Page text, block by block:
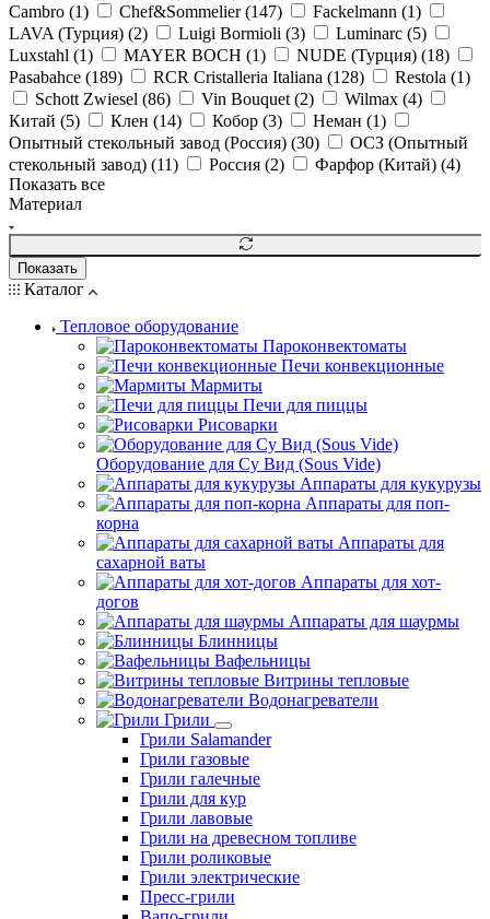
Cambro (1) Chef&Sommelier (147) Fackelmann (1)
LAVA (Турция) (2) Luigi Bormioli (3) Luminarc (5)
Luxstahl (1) MAYER BOCH (1) NUDE (Турция) (18)
Pasabahce (189) RCR Cristalleria Italiana (128) Restola (1)
Schott Zwiesel (86) Vin Bouquet (2) Wilmax (4)
Китай (5) Клен (14) Кобор (3) Неман (1)
Опытный стекольный завод (Россия) (30)
ОСЗ (Опытный
стекольный завод) (11) Россия (2) Фарфор (Китай) (4)
Показать все
Материал
Показать
Каталог
Тепловое оборудование
Пароконвектоматы
Печи конвекционные
Мармиты
Печи для пиццы
Рисоварки
Оборудование для Су Вид (Sous Vide)
Аппараты для кукурузы
Аппараты для поп-
корна
Аппараты для
сахарной ваты
Аппараты для хот-
догов
Аппараты для шаурмы
Блинницы
Вафельницы
Витрины тепловые
Водонагреватели
Грили
Грили Salamander
Грили газовые
Грили галечные
Грили для кур
Грили лавовые
Грили на древесном топливе
Грили роликовые
Грили электрические
Пресс-грили